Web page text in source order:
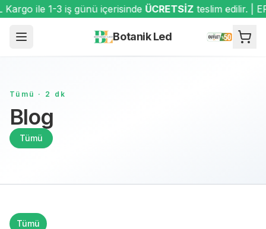
ile 1-3 iş günü içerisindeÜCRETSİZteslim edilir. |
Botanik Led
Tümü · 2 dk
Blog
Tümü
Tümü